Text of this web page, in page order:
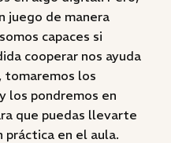
juego de manera
capaces si
cooperar nos ayuda
tomaremos los
los pondremos en
que puedas llevarte
práctica en el aula.